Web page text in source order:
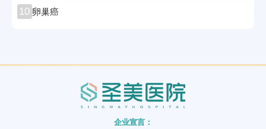
10 卵巢癌
企业宣言：